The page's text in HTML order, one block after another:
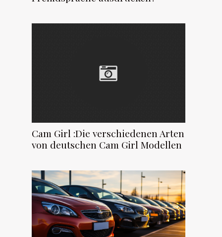
Cam Girl :Die verschiedenen Arten
von deutschen Cam Girl Modellen